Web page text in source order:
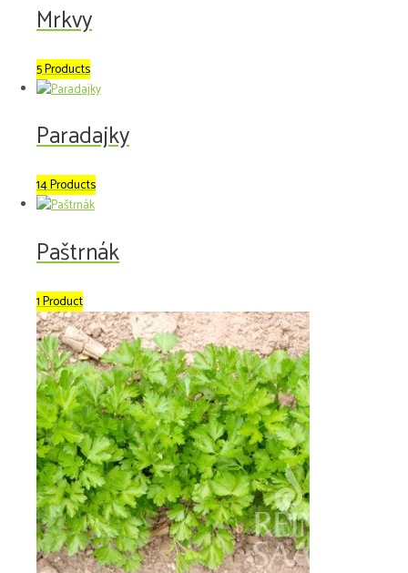
Mrkvy
5 Products
Paradajky
14 Products
Paštrnák
1 Product